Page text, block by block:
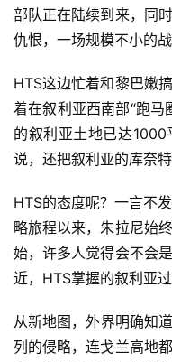
部队正在陆续到来，同
仇恨，一场规模不小的战
HTS这边忙着和黎巴嫩
着在叙利亚西南部“跑马
的叙利亚土地已达
说，还把叙利亚的库奈
HTS的态度呢？一言不
略旅程以来，朱拉尼始
始，许多人觉得会不会
近，HTS掌握的叙利亚
从新地图，外界明确知
列的侵略，连戈兰高地